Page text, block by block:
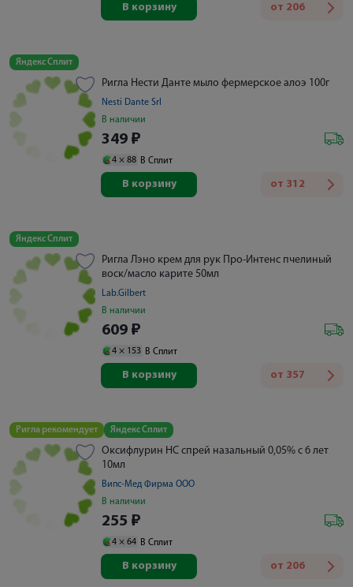
от 206
В корзину
Яндекс Сплит
Ригла Нести Данте мыло фермерское алоэ 100г
Nesti Dante Srl
В наличии
349 ₽
4 × 88 В Сплит
от 312
В корзину
Яндекс Сплит
Ригла Лэно крем для рук Про-Интенс пчелиный
воск/масло карите 50мл
Lab.Gilbert
В наличии
609 ₽
4 × 153 В Сплит
от 357
В корзину
Ригла рекомендует Яндекс Сплит
Оксифлурин НС спрей назальный 0,05% с 6 лет
10мл
Випс-Мед Фирма ООО
В наличии
255 ₽
4 × 64 В Сплит
от 206
В корзину